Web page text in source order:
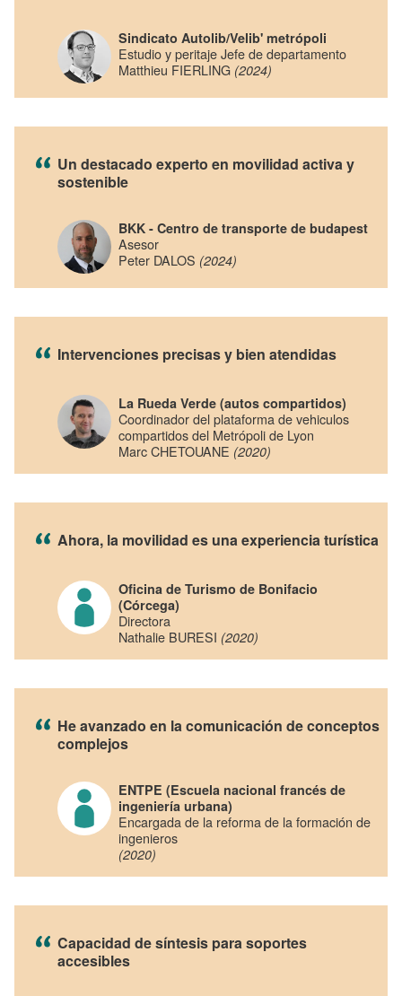
Sindicato Autolib/Velib' metrópoli
Estudio y peritaje Jefe de departamento
Matthieu FIERLING (2024)
Un destacado experto en movilidad activa y
sostenible
BKK - Centro de transporte de budapest
Asesor
Peter DALOS (2024)
Intervenciones precisas y bien atendidas
La Rueda Verde (autos compartidos)
Coordinador del plataforma de vehiculos
compartidos del Metrópoli de Lyon
Marc CHETOUANE (2020)
Ahora, la movilidad es una experiencia turística
Oficina de Turismo de Bonifacio
(Córcega)
Directora
Nathalie BURESI (2020)
He avanzado en la comunicación de conceptos
complejos
ENTPE (Escuela nacional francés de
ingeniería urbana)
Encargada de la reforma de la formación de
ingenieros
(2020)
Capacidad de síntesis para soportes
accesibles